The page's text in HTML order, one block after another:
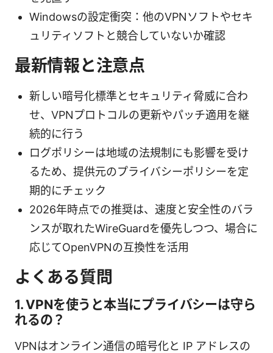
Windowsの設定衝突：他のVPNソフトやセキ
ュリティソフトと競合していないか確認
最新情報と注意点
新しい暗号化標準とセキュリティ脅威に合わ
せ、VPNプロトコルの更新やパッチ適用を継
続的に行う
ログポリシーは地域の法規制にも影響を受け
るため、提供元のプライバシーポリシーを定
期的にチェック
2026年時点での推奨は、速度と安全性のバラ
ンスが取れたWireGuardを優先しつつ、場合に
応じてOpenVPNの互換性を活用
よくある質問
1. VPNを使うと本当にプライバシーは守ら
れるの？
VPNはオンライン通信の暗号化と IP アドレスの